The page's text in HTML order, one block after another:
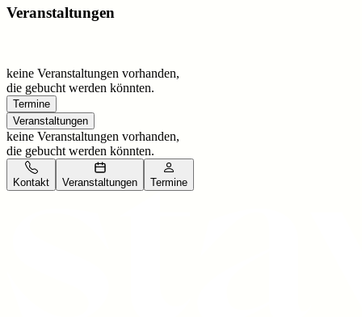
Veranstaltungen
keine Veranstaltungen vorhanden,
die gebucht werden könnten.
Termine
Veranstaltungen
keine Veranstaltungen vorhanden,
die gebucht werden könnten.
Kontakt Veranstaltungen Termine